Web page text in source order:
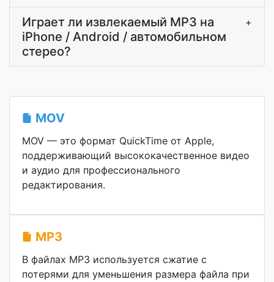
Играет ли извлекаемый MP3 на
iPhone / Android / автомобильном
стерео?
+
MOV
MOV — это формат QuickTime от Apple,
поддерживающий высококачественное видео
и аудио для профессионального
редактирования.
MP3
В файлах MP3 используется сжатие с
потерями для уменьшения размера файла при